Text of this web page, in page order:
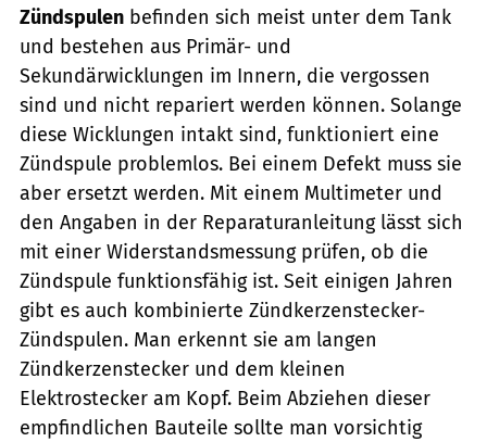
Zündspulen befinden sich meist unter dem Tank
und bestehen aus Primär- und
Sekundärwicklungen im Innern, die vergossen
sind und nicht repariert werden können. Solange
diese Wicklungen intakt sind, funktioniert eine
Zündspule problemlos. Bei einem Defekt muss sie
aber ersetzt werden. Mit einem Multimeter und
den Angaben in der Reparaturanleitung lässt sich
mit einer Widerstandsmessung prüfen, ob die
Zündspule funktionsfähig ist. Seit einigen Jahren
gibt es auch kombinierte Zündkerzenstecker-
Zündspulen. Man erkennt sie am langen
Zündkerzenstecker und dem kleinen
Elektrostecker am Kopf. Beim Abziehen dieser
empfindlichen Bauteile sollte man vorsichtig